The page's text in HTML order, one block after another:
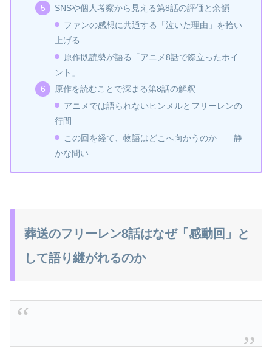
SNSや個人考察から見える第8話の評価と余韻
ファンの感想に共通する「泣いた理由」を拾い
上げる
原作既読勢が語る「アニメ8話で際立ったポイ
ント」
原作を読むことで深まる第8話の解釈
アニメでは語られないヒンメルとフリーレンの
行間
この回を経て、物語はどこへ向かうのか――静
かな問い
葬送のフリーレン8話はなぜ「感動回」と
して語り継がれるのか